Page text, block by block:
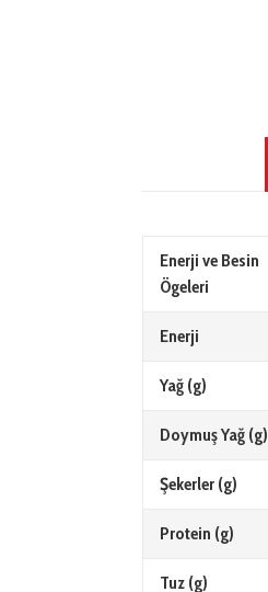
Enerji ve Besin
Ögeleri
Enerji
Yağ (g)
Doymuş Yağ (g)
Şekerler (g)
Protein (g)
Tuz (g)